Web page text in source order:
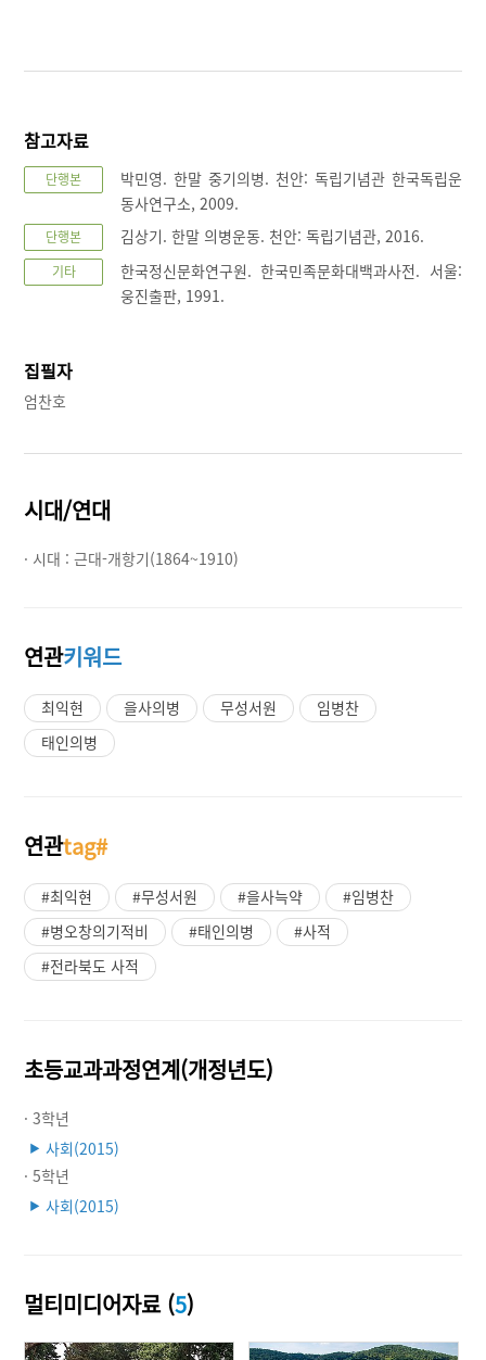
참고자료
단행본
박민영. 한말 중기의병. 천안: 독립기념관 한국독립운
동사연구소, 2009.
단행본 김상기. 한말 의병운동. 천안: 독립기념관, 2016.
기타
한국정신문화연구원. 한국민족문화대백과사전. 서울:
웅진출판, 1991.
집필자
엄찬호
시대/연대
· 시대 :근대-개항기(1864~1910)
연관키워드
최익현 을사의병 무성서원
임병찬
태인의병
연관tag#
#최익현 #무성서원 #을사늑약
#임병찬
#병오창의기적비
#태인의병
#사적
#전라북도 사적
초등교과과정연계(개정년도)
· 3학년
▶ 사회(2015)
· 5학년
▶ 사회(2015)
멀티미디어자료 (5)